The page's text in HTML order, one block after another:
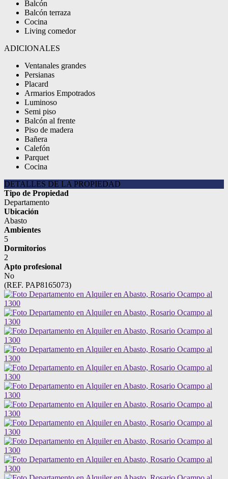
Balcón
Balcón terraza
Cocina
Living comedor
ADICIONALES
Ventanales grandes
Persianas
Placard
Armarios Empotrados
Luminoso
Semi piso
Balcón al frente
Piso de madera
Bañera
Calefón
Parquet
Cocina
DETALLES DE LA PROPIEDAD
Tipo de Propiedad
Departamento
Ubicación
Abasto
Ambientes
5
Dormitorios
2
Apto profesional
No
(REF. PAP8165073)